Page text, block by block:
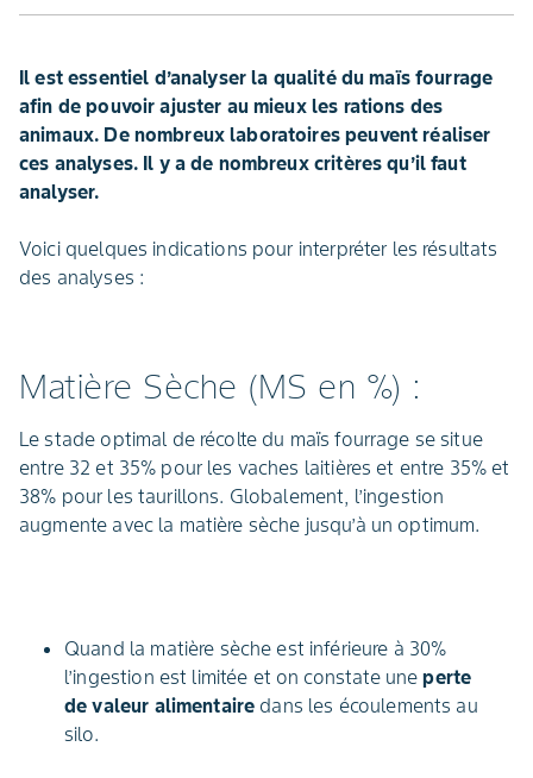
Il est essentiel d’analyser la qualité du maïs fourrage
afin de pouvoir ajuster au mieux les rations des
animaux. De nombreux laboratoires peuvent réaliser
ces analyses. Il y a de nombreux critères qu’il faut
analyser.
Voici quelques indications pour interpréter les résultats
des analyses :
Matière Sèche (MS en %) :
Le stade optimal de récolte du maïs fourrage se situe
entre 32 et 35% pour les vaches laitières et entre 35% et
38% pour les taurillons. Globalement, l’ingestion
augmente avec la matière sèche jusqu’à un optimum.
Quand la matière sèche est inférieure à 30%
l’ingestion est limitée et on constate uneperte
de valeur alimentaire dans les écoulements au
silo.